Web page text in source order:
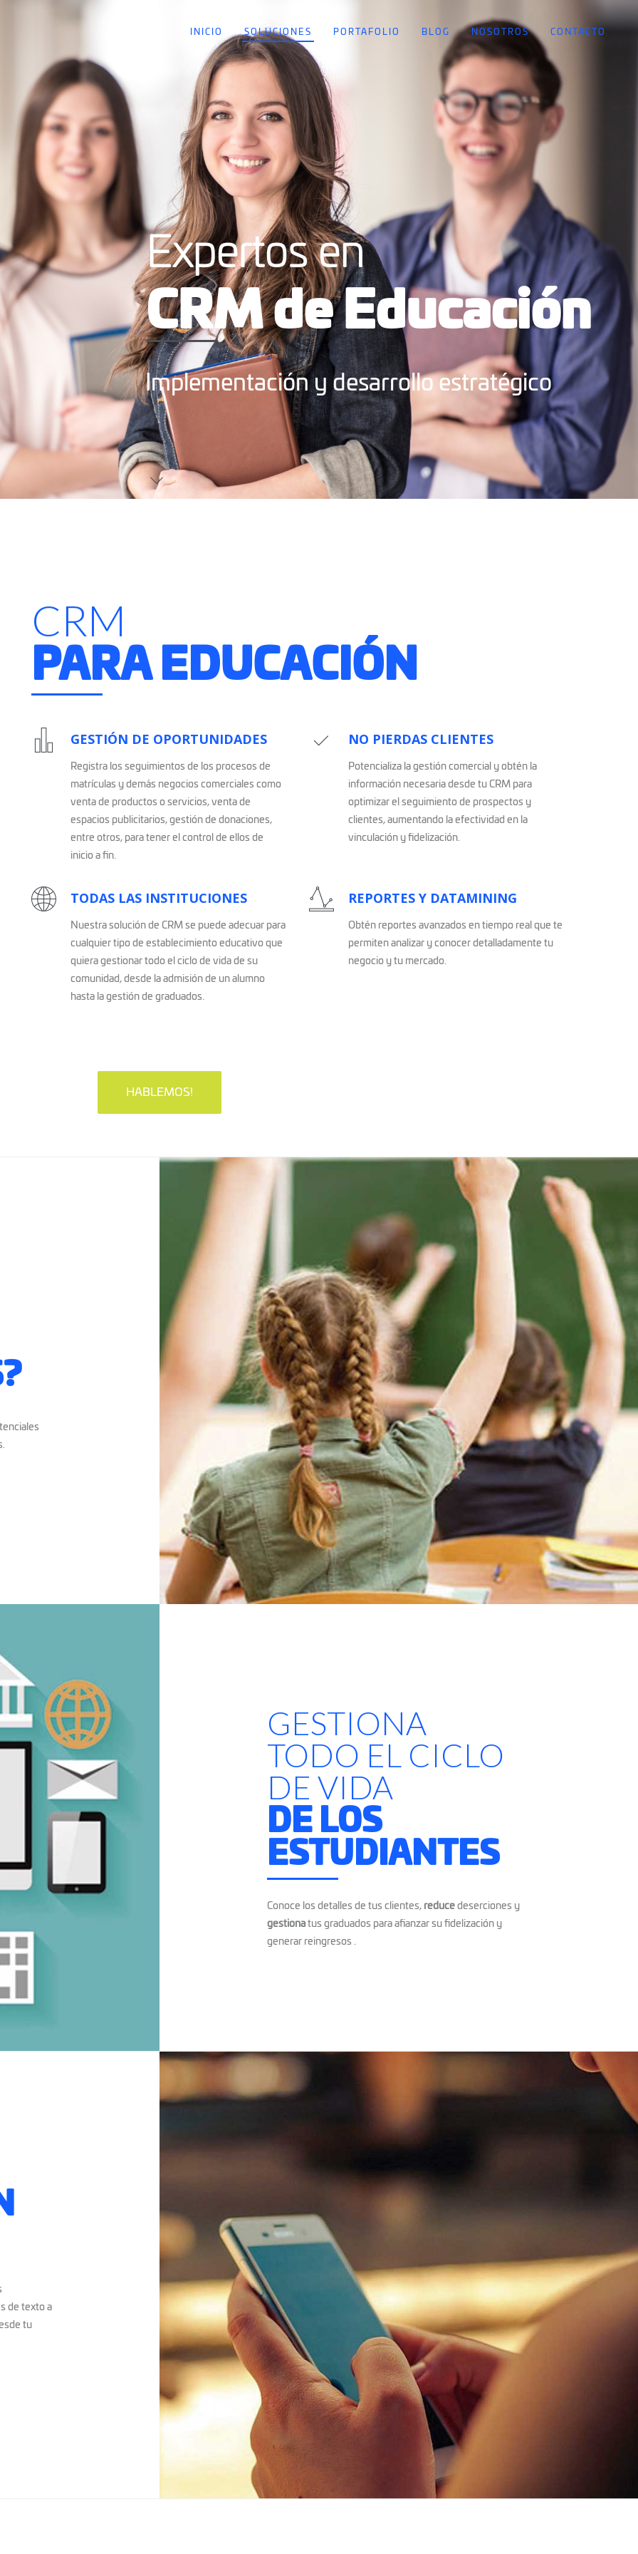
INICIO SOLUCIONES PORTAFOLIO BLOG NOSOTROS CONTACTO
Expertos en
CRM de Educación
Implementación y desarrollo estratégico
CRM
PARA EDUCACIÓN
GESTIÓN DE OPORTUNIDADES
Registra los seguimientos de los procesos de
matrículas y demás negocios comerciales como
venta de productos o servicios, venta de
espacios publicitarios, gestión de donaciones,
entre otros, para tener el control de ellos de
inicio a fin.
NO PIERDAS CLIENTES
Potencializa la gestión comercial y obtén la
información necesaria desde tu CRM para
optimizar el seguimiento de prospectos y
clientes, aumentando la efectividad en la
vinculación y fidelización.
TODAS LAS INSTITUCIONES
Nuestra solución de CRM se puede adecuar para
cualquier tipo de establecimiento educativo que
quiera gestionar todo el ciclo de vida de su
comunidad, desde la admisión de un alumno
hasta la gestión de graduados.
REPORTES Y DATAMINING
Obtén reportes avanzados en tiempo real que te
permiten analizar y conocer detalladamente tu
negocio y tu mercado.
HABLEMOS!
GESTIONA
TODO EL CICLO
DE VIDA
DE LOS
ESTUDIANTES
Conoce los detalles de tus clientes, reduce deserciones y
gestiona tus graduados para afianzar su fidelización y
generar reingresos .
de texto a
tu